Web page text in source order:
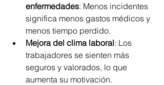
enfermedades: Menos incidentes
significa menos gastos médicos y
menos tiempo perdido.
Mejora del clima laboral: Los
trabajadores se sienten más
seguros y valorados, lo que
aumenta su motivación.